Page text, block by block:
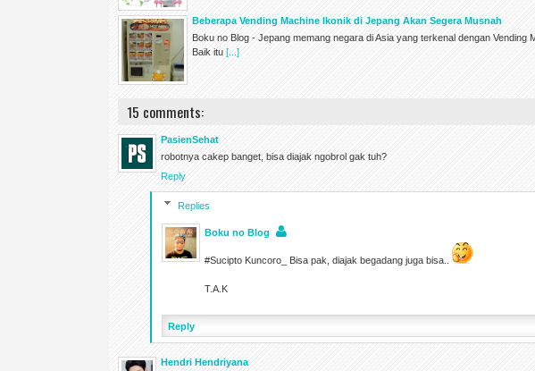
Beberapa Vending Machine Ikonik di Jepang Akan Segera Musnah
Boku no Blog - Jepang memang negara di Asia yang terkenal dengan Vending
Baik itu[...]
15 comments:
PasienSehat
robotnya cakep banget, bisa diajak ngobrol gak tuh?
Reply
Replies
Boku no Blog
#Sucipto Kuncoro_ Bisa pak, diajak begadang juga bisa..
T.A.K
Reply
Hendri Hendriyana